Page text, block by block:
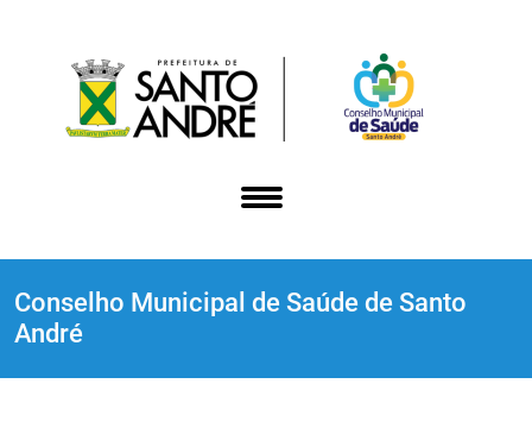
Conselho Municipal de Saúde de Santo
André